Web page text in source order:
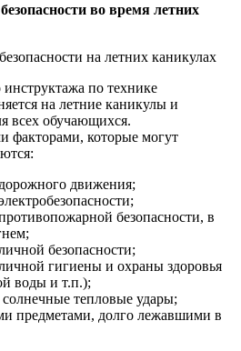
во время летних
на летних каникулах
по технике
на летние каникулы и
всех обучающихся.
которые могут
движения;
безопасности, в
безопасности;
гигиены и охраны здоровья
воды и т.п.);
тепловые удары;
предметами, долго лежавшими в